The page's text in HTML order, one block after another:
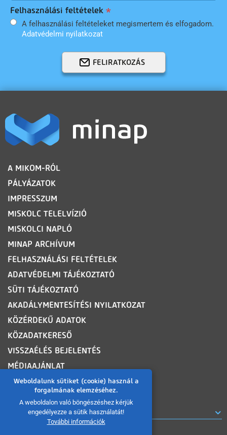
Weboldalunk sütiket (cookie) használ a
forgalmának elemzéséhez.
A weboldalon való böngészéshez kérjük
engedélyezze a sütik használatát!
További információk
Felhasználási feltételek
A felhasználási feltételeket megismertem és elfogadom.
Adatvédelmi nyilatkozat
FELIRATKOZÁS
LÁBLÉC
A MIKOM-RÓL
PÁLYÁZATOK
IMPRESSZUM
MISKOLC TELELVÍZIÓ
MISKOLCI NAPLÓ
MINAP ARCHÍVUM
FELHASZNÁLÁSI FELTÉTELEK
ADATVÉDELMI TÁJÉKOZTATÓ
SÜTI TÁJÉKOZTATÓ
AKADÁLYMENTESÍTÉSI NYILATKOZAT
KÖZÉRDEKŰ ADATOK
KÖZADATKERESŐ
VISSZAÉLÉS BEJELENTÉS
MÉDIAAJÁNLAT
OLDALTÉRKÉP
ROVATOK